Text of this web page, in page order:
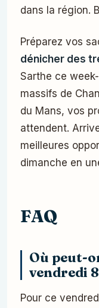
dans la région.
Préparez vos
dénicher des
Sarthe ce
massifs de
du Mans, vos
attendent.
meilleures
dimanche en
FAQ
Où peut-
vendredi
Pour ce